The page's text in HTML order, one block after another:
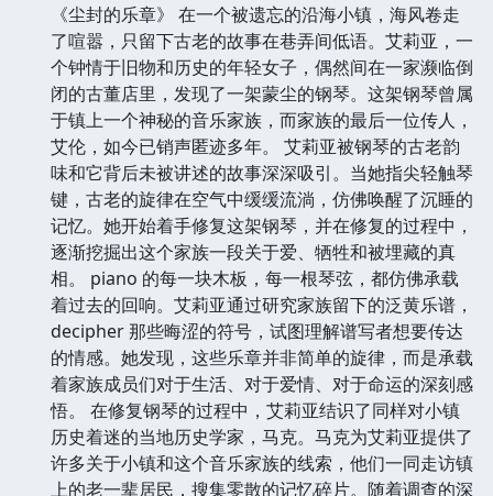
《尘封的乐章》 在一个被遗忘的沿海小镇，海风卷走
了喧嚣，只留下古老的故事在巷弄间低语。艾莉亚，一
个钟情于旧物和历史的年轻女子，偶然间在一家濒临倒
闭的古董店里，发现了一架蒙尘的钢琴。这架钢琴曾属
于镇上一个神秘的音乐家族，而家族的最后一位传人，
艾伦，如今已销声匿迹多年。 艾莉亚被钢琴的古老韵
味和它背后未被讲述的故事深深吸引。当她指尖轻触琴
键，古老的旋律在空气中缓缓流淌，仿佛唤醒了沉睡的
记忆。她开始着手修复这架钢琴，并在修复的过程中，
逐渐挖掘出这个家族一段关于爱、牺牲和被埋藏的真
相。 piano 的每一块木板，每一根琴弦，都仿佛承载
着过去的回响。艾莉亚通过研究家族留下的泛黄乐谱，
decipher 那些晦涩的符号，试图理解谱写者想要传达
的情感。她发现，这些乐章并非简单的旋律，而是承载
着家族成员们对于生活、对于爱情、对于命运的深刻感
悟。 在修复钢琴的过程中，艾莉亚结识了同样对小镇
历史着迷的当地历史学家，马克。马克为艾莉亚提供了
许多关于小镇和这个音乐家族的线索，他们一同走访镇
上的老一辈居民，搜集零散的记忆碎片。随着调查的深